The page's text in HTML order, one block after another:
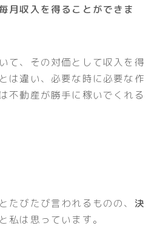
月収入を得ることができま
て、その対価として収入を得
は違い、必要な時に必要な作
不動産が勝手に稼いでくれる
たびたび言われるものの、 決
と私は思っています。